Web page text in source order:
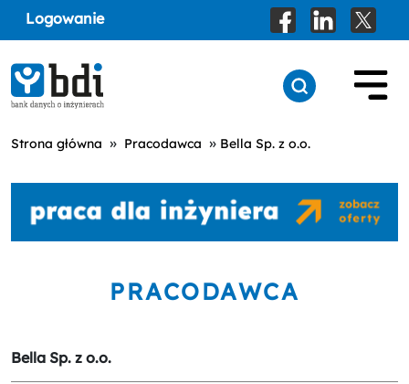
Logowanie
Strona główna » Pracodawca » Bella Sp. z o.o.
PRACODAWCA
Bella Sp. z o.o.